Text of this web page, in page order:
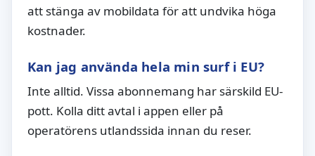
att stänga av mobildata för att undvika höga
kostnader.
Kan jag använda hela min surf i EU?
Inte alltid. Vissa abonnemang har särskild EU-
pott. Kolla ditt avtal i appen eller på
operatörens utlandssida innan du reser.